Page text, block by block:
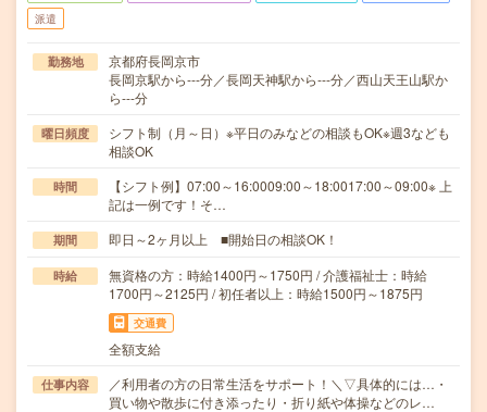
派遣
勤務地
京都府長岡京市
長岡京駅から---分／長岡天神駅から---分／西山天王山駅か
ら---分
曜日頻度
シフト制（月～日）※平日のみなどの相談もOK※週3なども
相談OK
時間
【シフト例】07:00～16:0009:00～18:0017:00～09:00※ 上
記は一例です！そ…
期間 即日～2ヶ月以上 ■開始日の相談OK！
時給
無資格の方：時給1400円～1750円 / 介護福祉士：時給
1700円～2125円 / 初任者以上：時給1500円～1875円
交通費
全額支給
仕事内容
／利用者の方の日常生活をサポート！＼▽具体的には…・
買い物や散歩に付き添ったり・折り紙や体操などのレ…